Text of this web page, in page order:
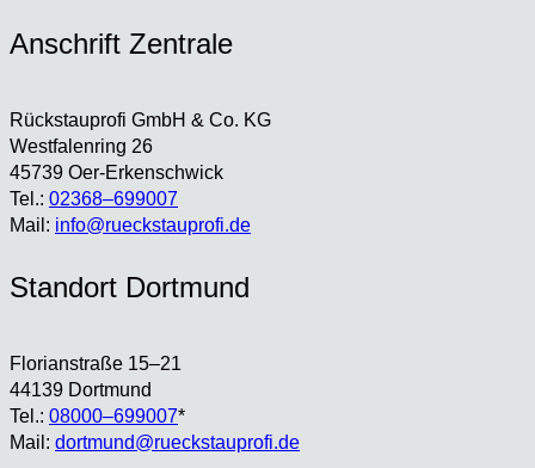
Anschrift Zen­tra­le
Rück­stau­pro­fi GmbH & Co. KG
West­fa­len­ring 26
45739 Oer-Erken­sch­wick
Tel.: 02368–699007
Mail: info@rueckstauprofi.de
Stand­ort Dort­mund
Flo­ri­an­stra­ße 15–21
44139 Dort­mund
Tel.: 08000–699007*
Mail: dortmund@rueckstauprofi.de